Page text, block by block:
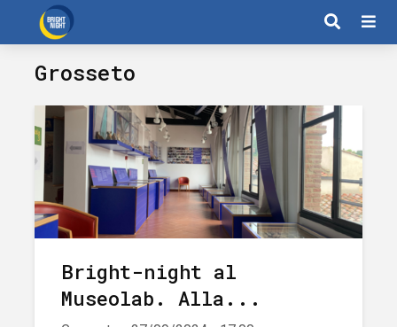
Grosseto
Bright-night al
Museolab. Alla...